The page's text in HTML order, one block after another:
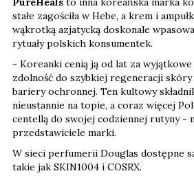
stałe zagościła w Hebe, a krem i
wąkrotką azjatycką doskonale
rytuały polskich konsumentek.
- Koreanki cenią ją od lat za wyjątkowe
zdolność do szybkiej regeneracji
bariery ochronnej. Ten kultowy
nieustannie na topie, a coraz więcej
centellą do swojej codziennej rutyny -
przedstawiciele marki.
W sieci perfumerii Douglas dostępne
takie jak SKIN1004 i COSRX.